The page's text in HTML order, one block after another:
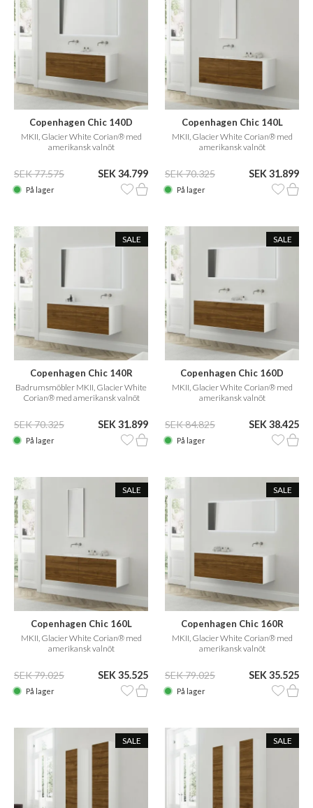
Copenhagen Chic 140D
MKII, Glacier White Corian® med
amerikansk valnöt
SEK 77.575 SEK 34.799
På lager
Copenhagen Chic 140L
MKII, Glacier White Corian® med
amerikansk valnöt
SEK 70.325 SEK 31.899
På lager
SALE
Copenhagen Chic 140R
Badrumsmöbler MKII, Glacier White
Corian® med amerikansk valnöt
SEK 70.325 SEK 31.899
På lager
SALE
Copenhagen Chic 160D
MKII, Glacier White Corian® med
amerikansk valnöt
SEK 84.825 SEK 38.425
På lager
SALE
Copenhagen Chic 160L
MKII, Glacier White Corian® med
amerikansk valnöt
SEK 79.025 SEK 35.525
På lager
SALE
Copenhagen Chic 160R
MKII, Glacier White Corian® med
amerikansk valnöt
SEK 79.025 SEK 35.525
På lager
SALE SALE